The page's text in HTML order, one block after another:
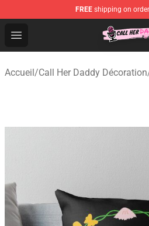
FREE shipping on
Open menu
Call Her Daddy Store -
Accueil/Call Her Daddy Décoration